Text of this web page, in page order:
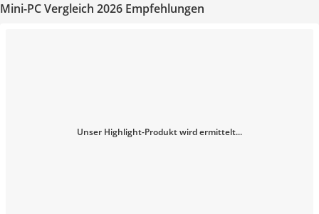
Mini-PC Vergleich 2026 Empfehlungen
Unser Highlight-Produkt wird ermittelt...